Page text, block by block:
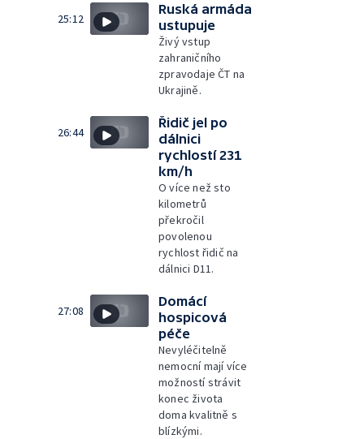
25:12
Ruská armáda
ustupuje
Živý vstup
zahraničního
zpravodaje ČT na
Ukrajině.
26:44
Řidič jel po
dálnici
rychlostí 231
km/h
O více než sto
kilometrů
překročil
povolenou
rychlost řidič na
dálnici D11.
27:08
Domácí
hospicová
péče
Nevyléčitelně
nemocní mají více
možností strávit
konec života
doma kvalitně s
blízkými.